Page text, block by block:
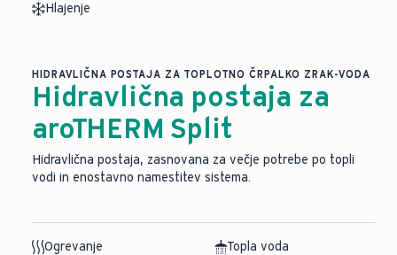
Hlajenje
HIDRAVLIČNA POSTAJA ZA TOPLOTNO ČRPALKO ZRAK-VODA
Hidravlična postaja za
aroTHERM Split
Hidravlična postaja, zasnovana za večje potrebe po topli
vodi in enostavno namestitev sistema.
Ogrevanje
Topla voda